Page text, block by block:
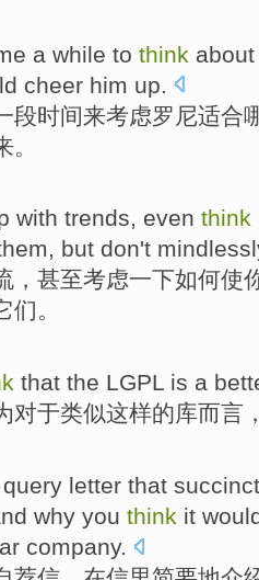
a while to think about
cheer him up
段时间来考虑罗尼适合
。
with trends, even think
, but don't
， 甚至考虑一下如何使
们。
that the LGPL is a
对于类似这样的库而言
letter that
why you think it
company.